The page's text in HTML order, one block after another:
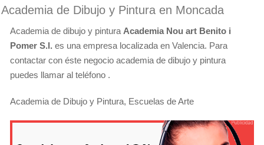
Academia de Dibujo y Pintura en Moncada
Academia de dibujo y pintura Academia Nou art Benito i
Pomer S.l. es una empresa localizada en Valencia. Para
contactar con éste negocio academia de dibujo y pintura
puedes llamar al teléfono .
Academia de Dibujo y Pintura, Escuelas de Arte